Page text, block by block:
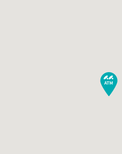
ログオン